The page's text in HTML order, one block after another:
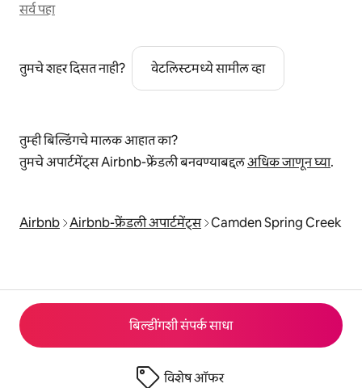
बिल्डींगशी संपर्क साधा
विशेष ऑफर
सर्व पहा
तुमचे शहर दिसत नाही? वेटलिस्टमध्ये सामील व्हा
तुम्ही बिल्डिंगचे मालक आहात का?
तुमचे अपार्टमेंट्स Airbnb-फ्रेंडली बनवण्याबद्दलअधिक जाणून घ्या.
Airbnb Airbnb-फ्रेंडली अपार्टमेंट्स Camden Spring Creek